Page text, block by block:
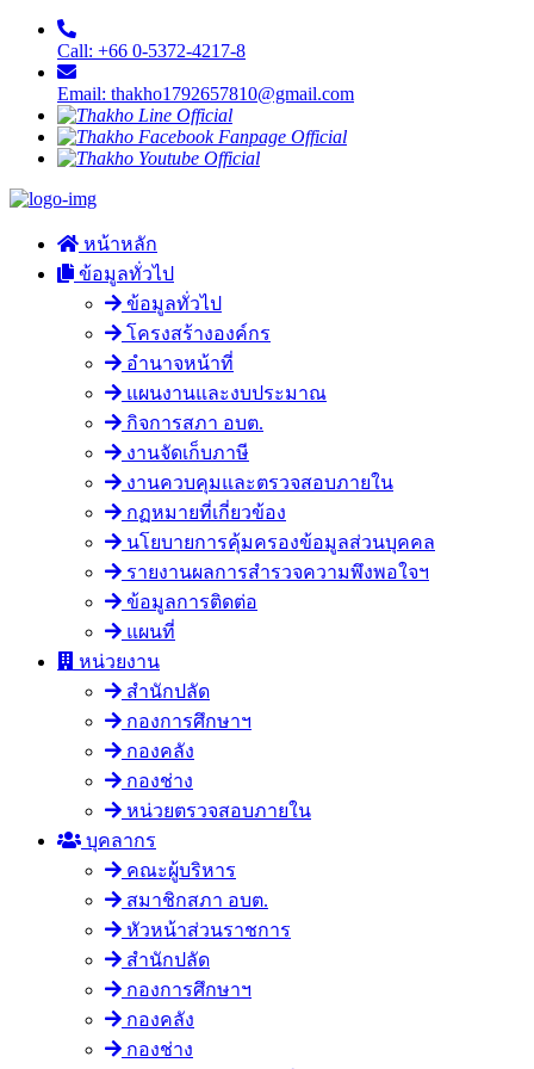
Call: +66 0-5372-4217-8
Email: thakho1792657810@gmail.com
หน้าหลัก
ข้อมูลทั่วไป
ข้อมูลทั่วไป
โครงสร้างองค์กร
อำนาจหน้าที่
แผนงานและงบประมาณ
กิจการสภา อบต.
งานจัดเก็บภาษี
งานควบคุมและตรวจสอบภายใน
กฏหมายที่เกี่ยวข้อง
นโยบายการคุ้มครองข้อมูลส่วนบุคคล
รายงานผลการสำรวจความพึงพอใจฯ
ข้อมูลการติดต่อ
แผนที่
หน่วยงาน
สำนักปลัด
กองการศึกษาฯ
กองคลัง
กองช่าง
หน่วยตรวจสอบภายใน
บุคลากร
คณะผู้บริหาร
สมาชิกสภา อบต.
หัวหน้าส่วนราชการ
สำนักปลัด
กองการศึกษาฯ
กองคลัง
กองช่าง